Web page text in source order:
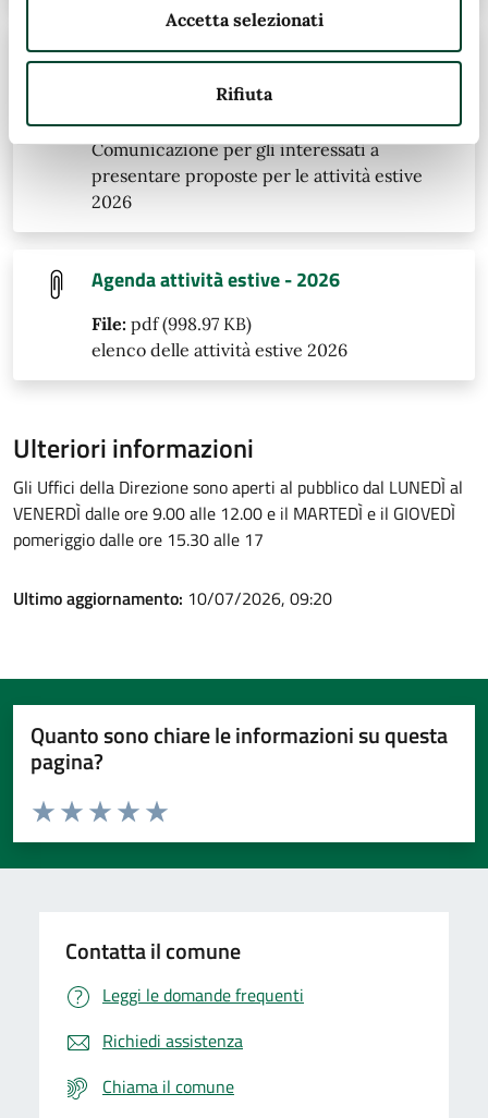
Accetta selezionati
Rifiuta
Nota informativa per i gestori delle
attività estive 2026
File:pdf (677.47 KB)
Comunicazione per gli interessati a
presentare proposte per le attività estive
2026
Agenda attività estive - 2026
File: pdf (998.97 KB)
elenco delle attività estive 2026
Ulteriori informazioni
Gli Uffici della Direzione sono aperti al pubblico dal LUNEDÌ al
VENERDÌ dalle ore 9.00 alle 12.00 e il MARTEDÌ e il GIOVEDÌ
pomeriggio dalle ore 15.30 alle 17
Ultimo aggiornamento: 10/07/2026, 09:20
Quanto sono chiare le informazioni su questa
pagina?
Valuta da 1 a 5 stelle la pagina
Valuta 5 stelle su 5
Valuta 4 stelle su 5
Valuta 3 stelle su 5
Valuta 2 stelle su 5
Valuta 1 stelle su 5
Contatta il comune
Leggi le domande frequenti
Richiedi assistenza
Chiama il comune